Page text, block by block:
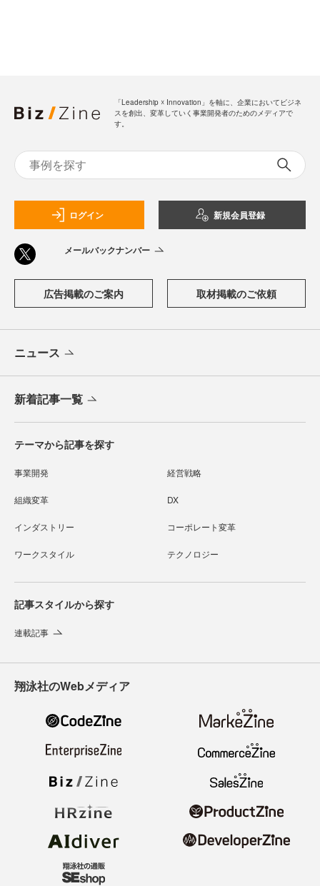
「Leadership ☓ Innovation」を軸に、企業においてビジネ
スを創出、変革していく事業開発者のためのメディアで
す。
ログイン 新規会員登録
メールバックナンバー
広告掲載のご案内 取材掲載のご依頼
ニュース
新着記事一覧
テーマから記事を探す
事業開発 経営戦略
組織変革 DX
インダストリー コーポレート変革
ワークスタイル テクノロジー
記事スタイルから探す
連載記事
翔泳社のWebメディア